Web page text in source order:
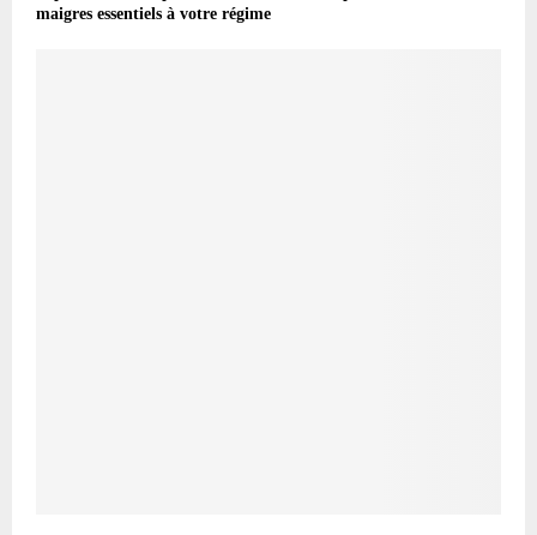
maigres essentiels à votre régime